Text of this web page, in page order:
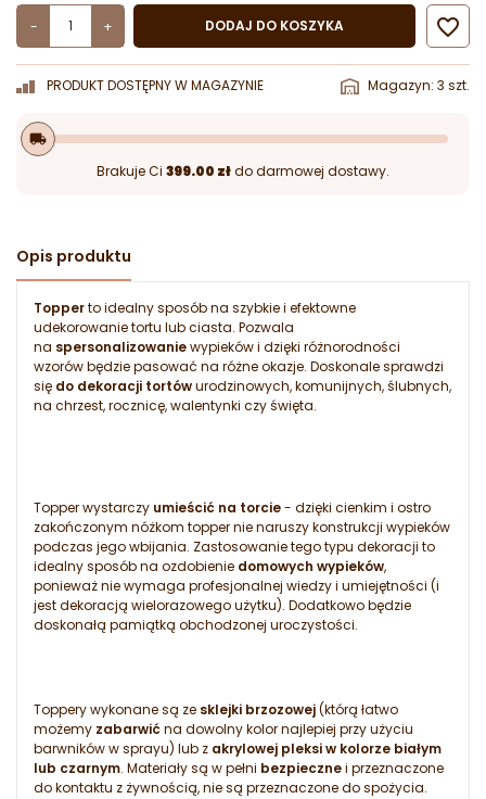
- + DODAJ DO KOSZYKA 
PRODUKT DOSTĘPNY W MAGAZYNIE Magazyn: 3 szt.
local_shipping
Brakuje Ci 399.00 złdo darmowej dostawy.
Opis produktu
Topperto idealny sposób na szybkie i efektowne
udekorowanie tortu lub ciasta. Pozwala
na spersonalizowaniewypieków i dzięki różnorodności
wzorów będzie pasować na różne okazje. Doskonale sprawdzi
się do dekoracji tortówurodzinowych, komunijnych, ślubnych,
na chrzest, rocznicę, walentynki czy święta.
Topper wystarczy umieścić na torcie- dzięki cienkim i ostro
zakończonym nóżkom topper nie naruszy konstrukcji wypieków
podczas jego wbijania. Zastosowanie tego typu dekoracji to
idealny sposób na ozdobienie domowych wypieków,
ponieważ nie wymaga profesjonalnej wiedzy i umiejętności (i
jest dekoracją wielorazowego użytku). Dodatkowo będzie
doskonałą pamiątką obchodzonej uroczystości.
Toppery wykonane są ze sklejki brzozowej(którą łatwo
możemy zabarwićna dowolny kolor najlepiej przy użyciu
barwników w sprayu) lub z akrylowej pleksi w kolorze białym
lub czarnym. Materiały są w pełni bezpiecznei przeznaczone
do kontaktu z żywnością, nie są przeznaczone do spożycia.